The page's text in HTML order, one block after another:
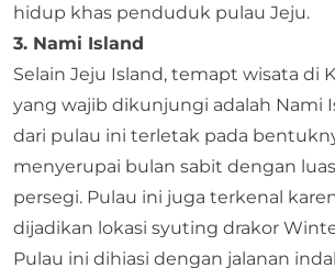
hidup khas penduduk pulau Jeju.
3. Nami Island
Selain Jeju Island, temapt wisata di
yang wajib dikunjungi adalah Nami
dari pulau ini terletak pada
menyerupai bulan sabit dengan
persegi. Pulau ini juga terkenal
dijadikan lokasi syuting drakor
Pulau ini dihiasi dengan jalanan